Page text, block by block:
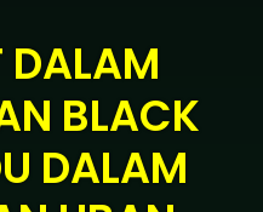
DALAM
BLACK
DALAM